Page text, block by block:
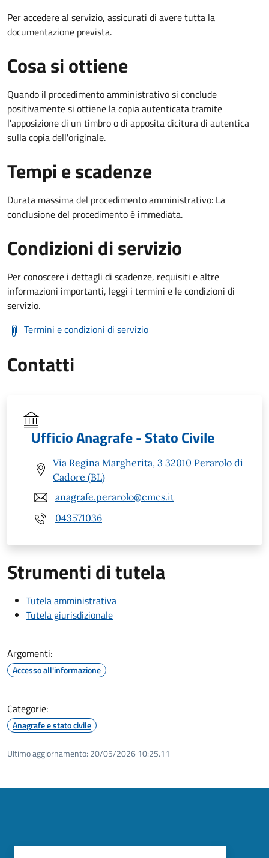
Per accedere al servizio, assicurati di avere tutta la
documentazione prevista.
Cosa si ottiene
Quando il procedimento amministrativo si conclude
positivamente si ottiene la copia autenticata tramite
l'apposizione di un timbro o di apposita dicitura di autentica
sulla copia dell'originale.
Tempi e scadenze
Durata massima del procedimento amministrativo: La
conclusione del procedimento è immediata.
Condizioni di servizio
Per conoscere i dettagli di scadenze, requisiti e altre
informazioni importanti, leggi i termini e le condizioni di
servizio.
Termini e condizioni di servizio
Contatti
Ufficio Anagrafe - Stato Civile
Via Regina Margherita, 3 32010 Perarolo di
Cadore (BL)
anagrafe.perarolo@cmcs.it
043571036
Strumenti di tutela
Tutela amministrativa
Tutela giurisdizionale
Argomenti:
Accesso all'informazione
Categorie:
Anagrafe e stato civile
Ultimo aggiornamento: 20/05/2026 10:25.11